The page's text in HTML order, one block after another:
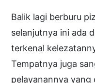
Balik lagi berburu
selanjutnya ini ada
terkenal
Tempatnya juga
pelayanannya